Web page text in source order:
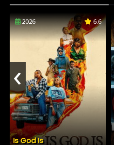
2026 6.6
Is God Is
‹